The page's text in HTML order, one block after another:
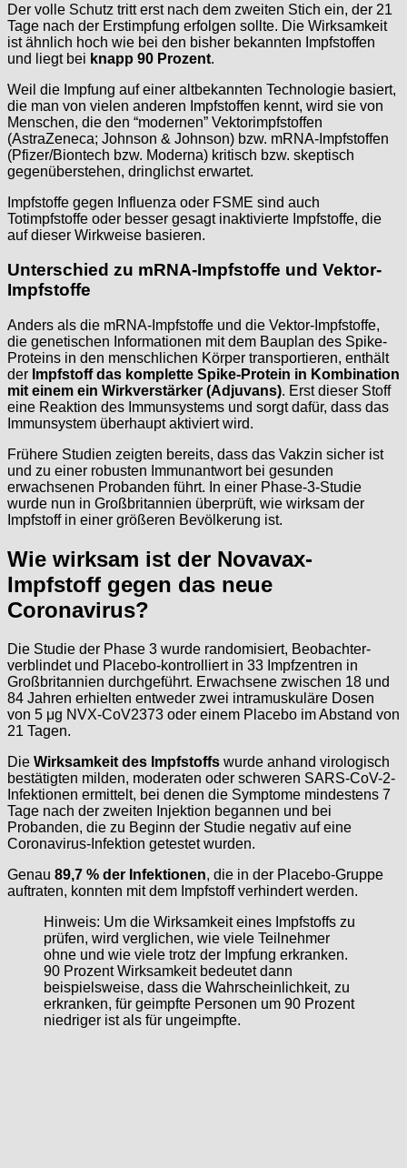
Der volle Schutz tritt erst nach dem zweiten Stich ein, der 21
Tage nach der Erstimpfung erfolgen sollte. Die Wirksamkeit
ist ähnlich hoch wie bei den bisher bekannten Impfstoffen
und liegt bei knapp 90 Prozent.
Weil die Impfung auf einer altbekannten Technologie basiert,
die man von vielen anderen Impfstoffen kennt, wird sie von
Menschen, die den “modernen” Vektorimpfstoffen
(AstraZeneca; Johnson & Johnson) bzw. mRNA-Impfstoffen
(Pfizer/Biontech bzw. Moderna) kritisch bzw. skeptisch
gegenüberstehen, dringlichst erwartet.
Impfstoffe gegen Influenza oder FSME sind auch
Totimpfstoffe oder besser gesagt inaktivierte Impfstoffe, die
auf dieser Wirkweise basieren.
Unterschied zu mRNA-Impfstoffe und Vektor-
Impfstoffe
Anders als die mRNA-Impfstoffe und die Vektor-Impfstoffe,
die genetischen Informationen mit dem Bauplan des Spike-
Proteins in den menschlichen Körper transportieren, enthält
der Impfstoff das komplette Spike-Protein in Kombination
mit einem ein Wirkverstärker (Adjuvans). Erst dieser Stoff
eine Reaktion des Immunsystems und sorgt dafür, dass das
Immunsystem überhaupt aktiviert wird.
Frühere Studien zeigten bereits, dass das Vakzin sicher ist
und zu einer robusten Immunantwort bei gesunden
erwachsenen Probanden führt. In einer Phase-3-Studie
wurde nun in Großbritannien überprüft, wie wirksam der
Impfstoff in einer größeren Bevölkerung ist.
Wie wirksam ist der Novavax-
Impfstoff gegen das neue
Coronavirus?
Die Studie der Phase 3 wurde randomisiert, Beobachter-
verblindet und Placebo-kontrolliert in 33 Impfzentren in
Großbritannien durchgeführt. Erwachsene zwischen 18 und
84 Jahren erhielten entweder zwei intramuskuläre Dosen
von 5 μg NVX-CoV2373 oder einem Placebo im Abstand von
21 Tagen.
Die Wirksamkeit des Impfstoffs wurde anhand virologisch
bestätigten milden, moderaten oder schweren SARS-CoV-2-
Infektionen ermittelt, bei denen die Symptome mindestens 7
Tage nach der zweiten Injektion begannen und bei
Probanden, die zu Beginn der Studie negativ auf eine
Coronavirus-Infektion getestet wurden.
Genau 89,7 % der Infektionen, die in der Placebo-Gruppe
auftraten, konnten mit dem Impfstoff verhindert werden.
Hinweis: Um die Wirksamkeit eines Impfstoffs zu
prüfen, wird verglichen, wie viele Teilnehmer
ohne und wie viele trotz der Impfung erkranken.
90 Prozent Wirksamkeit bedeutet dann
beispielsweise, dass die Wahrscheinlichkeit, zu
erkranken, für geimpfte Personen um 90 Prozent
niedriger ist als für ungeimpfte.